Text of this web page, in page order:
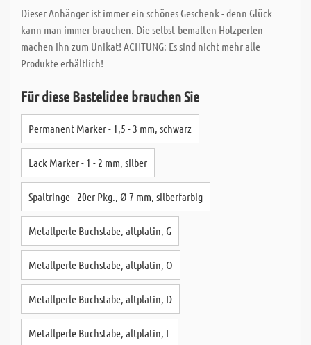
Dieser Anhänger ist immer ein schönes Geschenk - denn Glück
kann man immer brauchen. Die selbst-bemalten Holzperlen
machen ihn zum Unikat! ACHTUNG: Es sind nicht mehr alle
Produkte erhältlich!
Für diese Bastelidee brauchen Sie
Permanent Marker - 1,5 - 3 mm, schwarz
Lack Marker - 1 - 2 mm, silber
Spaltringe - 20er Pkg., Ø 7 mm, silberfarbig
Metallperle Buchstabe, altplatin, G
Metallperle Buchstabe, altplatin, O
Metallperle Buchstabe, altplatin, D
Metallperle Buchstabe, altplatin, L